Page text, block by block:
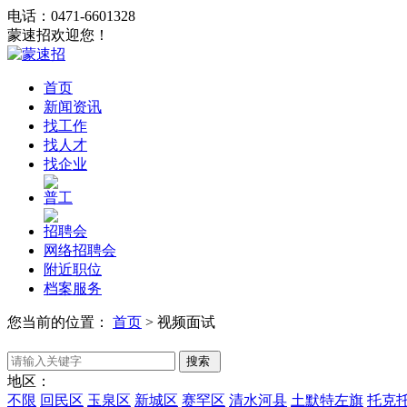
电话：0471-6601328
蒙速招欢迎您！
首页
新闻资讯
找工作
找人才
找企业
普工
招聘会
网络招聘会
附近职位
档案服务
您当前的位置： 首页 > 视频面试
地区：
不限 回民区 玉泉区 新城区 赛罕区 清水河县 土默特左旗 托克